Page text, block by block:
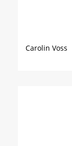
Carolin Voss